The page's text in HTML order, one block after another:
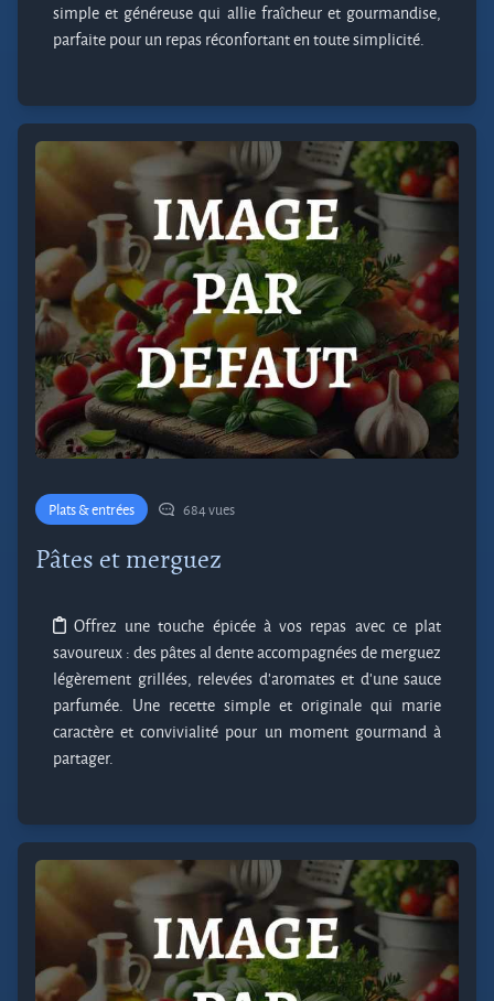
simple et généreuse qui allie fraîcheur et gourmandise,
parfaite pour un repas réconfortant en toute simplicité.
Plats & entrées 684 vues
Pâtes et merguez
Offrez une touche épicée à vos repas avec ce plat
savoureux : des pâtes al dente accompagnées de merguez
légèrement grillées, relevées d’aromates et d’une sauce
parfumée. Une recette simple et originale qui marie
caractère et convivialité pour un moment gourmand à
partager.